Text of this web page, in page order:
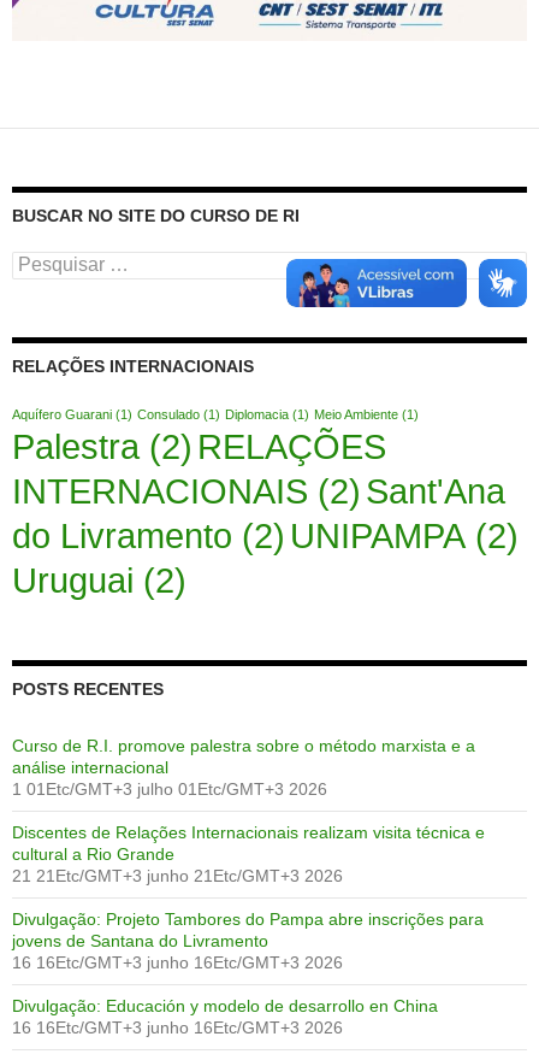
BUSCAR NO SITE DO CURSO DE RI
Pesquisar
por:
RELAÇÕES INTERNACIONAIS
Aquífero Guarani (1) Consulado (1) Diplomacia (1) Meio Ambiente (1)
Palestra(2) RELAÇÕES
INTERNACIONAIS (2) Sant'Ana
do Livramento (2) UNIPAMPA (2)
Uruguai (2)
POSTS RECENTES
Curso de R.I. promove palestra sobre o método marxista e a
análise internacional
1 01Etc/GMT+3 julho 01Etc/GMT+3 2026
Discentes de Relações Internacionais realizam visita técnica e
cultural a Rio Grande
21 21Etc/GMT+3 junho 21Etc/GMT+3 2026
Divulgação: Projeto Tambores do Pampa abre inscrições para
jovens de Santana do Livramento
16 16Etc/GMT+3 junho 16Etc/GMT+3 2026
Divulgação: Educación y modelo de desarrollo en China
16 16Etc/GMT+3 junho 16Etc/GMT+3 2026